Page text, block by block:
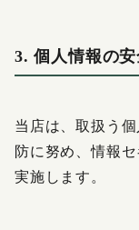
3. 個人情報の
当店は、取扱う
防に努め、情報
実施します。